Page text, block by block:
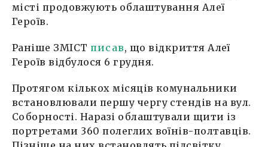
місті продовжують облаштування Алеї
Героїв.
Раніше ЗМІСТписав, що відкриття Алеї
Героїв відбулося 6 грудня.
Протягом кількох місяців комунальники
встановлювали першу чергу стендів на вул.
Соборності. Наразі облаштували щити із
портретами 360 полеглих воїнів-полтавців.